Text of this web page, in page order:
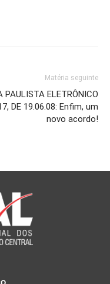
Matéria seguinte
PAULISTA ELETRÔNICO
DE 19.06.08: Enfim, um
novo acordo!